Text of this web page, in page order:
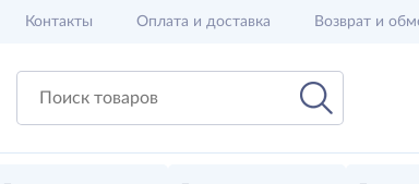
Контакты Оплата и доставка Возврат и